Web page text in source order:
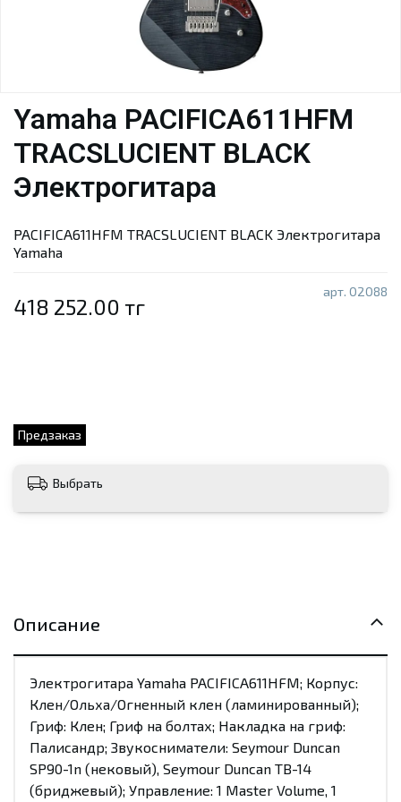
арт. 02088
Предзаказ
Yamaha PACIFICA611HFM
TRACSLUCIENT BLACK
Электрогитара
418 252.00 тг
PACIFICA611HFM TRACSLUCIENT BLACK Электрогитара
Yamaha
Выбрать
Описание
Электрогитара Yamaha PACIFICA611HFM; Корпус:
Клен/Ольха/Огненный клен (ламинированный);
Гриф: Клен; Гриф на болтах; Накладка на гриф:
Палисандр; Звукосниматели: Seymour Duncan
SP90-1n (нековый), Seymour Duncan TB-14
(бриджевый); Управление: 1 Master Volume, 1